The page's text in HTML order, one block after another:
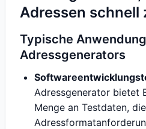
Adressen schnell
Typische
Adressgenerators
Adressgenerator bietet
Menge an Testdaten,